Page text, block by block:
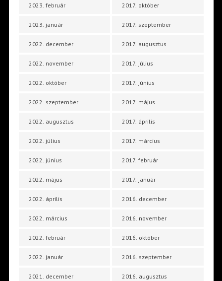
2023. február
2023. január
2022. december
2022. november
2022. október
2022. szeptember
2022. augusztus
2022. július
2022. június
2022. május
2022. április
2022. március
2022. február
2022. január
2021. december
2017. október
2017. szeptember
2017. augusztus
2017. július
2017. június
2017. május
2017. április
2017. március
2017. február
2017. január
2016. december
2016. november
2016. október
2016. szeptember
2016. augusztus